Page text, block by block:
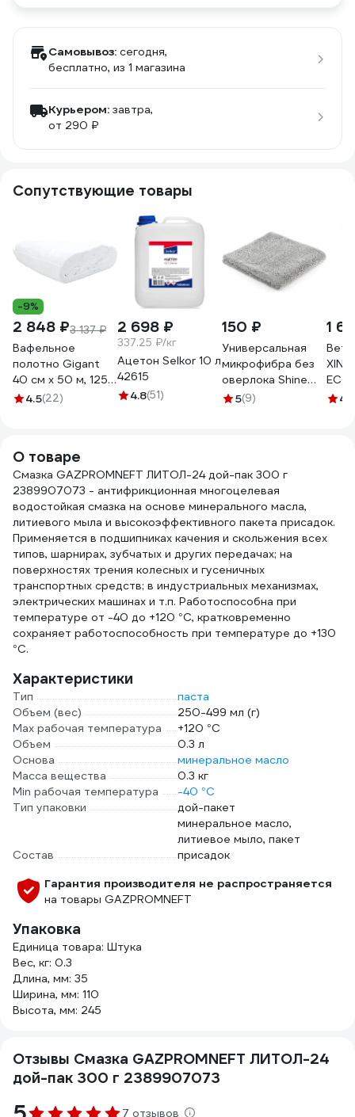
Самовывоз: сегодня,
бесплатно, из 1 магазина
Курьером: завтра,
от 290 ₽
Сопутствующие товары
-9%
2 848 ₽3 137 ₽
Вафельное
полотно Gigant
40 см х 50 м, 125
г/м2 GVL-200
4.5(22)
2 698 ₽
337.25 ₽/кг
Ацетон Selkor 10 л
42615
4.8(51)
150 ₽
Универсальная
микрофибра без
оверлока Shine
systems edgeless
5(9)
1
4.3
О товаре
Смазка GAZPROMNEFT ЛИТОЛ-24 дой-пак 300 г
2389907073 - антифрикционная многоцелевая
водостойкая смазка на основе минерального масла,
литиевого мыла и высокоэффективного пакета присадок.
Применяется в подшипниках качения и скольжения всех
типов, шарнирах, зубчатых и других передачах; на
поверхностях трения колесных и гусеничных
транспортных средств; в индустриальных механизмах,
электрических машинах и т.п. Работоспособна при
температуре от -40 до +120 °С, кратковременно
сохраняет работоспособность при температуре до +130
°С.
Характеристики
Тип
паста
Объем (вес)
250-499 мл (г)
Max рабочая температура
+120 °С
Объем
0.3 л
Основа
минеральное масло
Масса вещества
0.3 кг
Min рабочая температура
-40 °С
Тип упаковки
дой-пакет
Состав
минеральное масло,
литиевое мыло, пакет
присадок
Гарантия производителя не распространяется
на товары GAZPROMNEFT
Упаковка
Единица товара: Штука
Вес, кг: 0.3
Длина, мм: 35
Ширина, мм: 110
Высота, мм: 245
Отзывы Смазка GAZPROMNEFT ЛИТОЛ-24
дой-пак 300 г 2389907073
7 отзывов